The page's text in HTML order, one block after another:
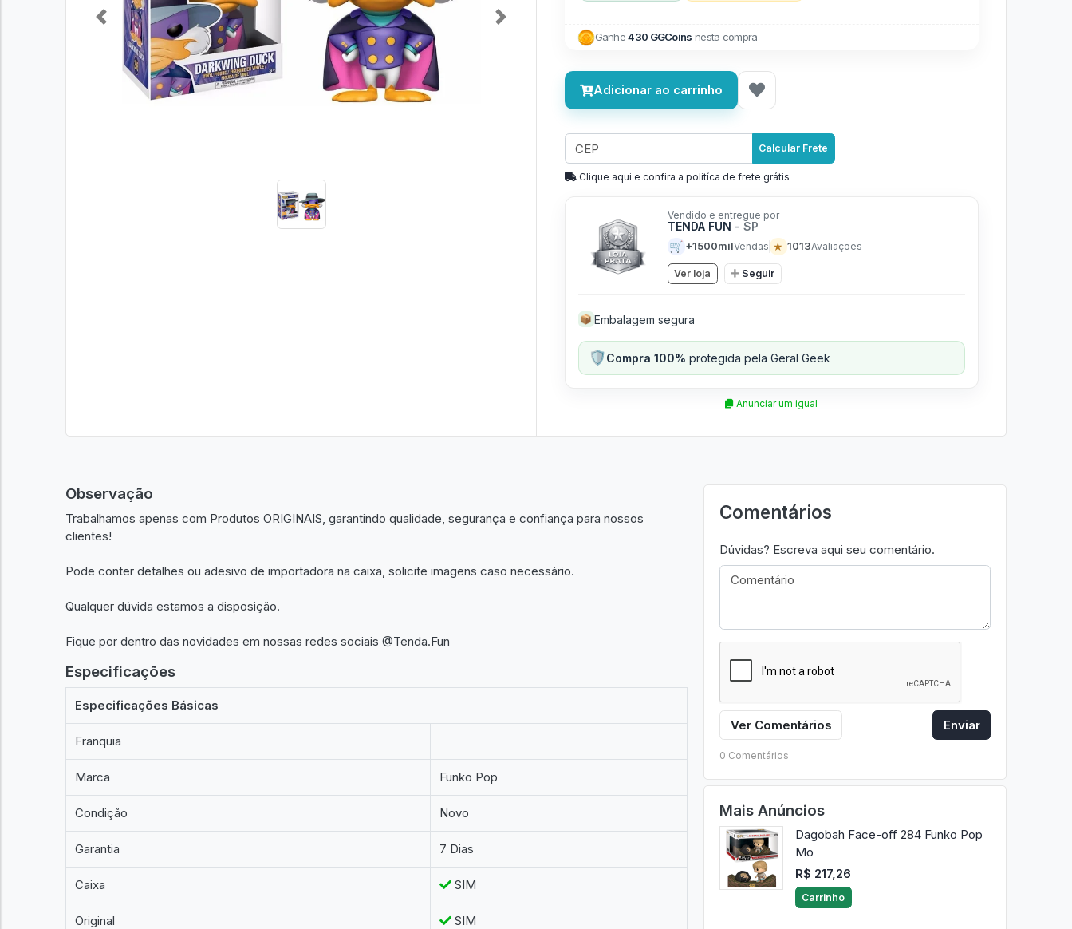
Previous Next
Ganhe430 GGCoins nesta compra
Adicionar ao carrinho
Calcular Frete
Clique aqui e confira a politíca de frete grátis
Vendido e entregue por
TENDA FUN - SP
🛒 +1500milVendas ★ 1013Avaliações
Ver loja Seguir
📦 Embalagem segura
🛡️Compra 100% protegida pela Geral Geek
Anunciar um igual
Observação
Trabalhamos apenas com Produtos ORIGINAIS, garantindo qualidade, segurança e confiança para nossos
clientes!
Pode conter detalhes ou adesivo de importadora na caixa, solicite imagens caso necessário.
Qualquer dúvida estamos a disposição.
Fique por dentro das novidades em nossas redes sociais @Tenda.Fun
Especificações
Especificações Básicas
Franquia
Marca Funko Pop
Condição Novo
Garantia 7 Dias
Caixa SIM
Original SIM
Comentários
Dúvidas? Escreva aqui seu comentário.
Ver Comentários Enviar
0 Comentários
Mais Anúncios
Dagobah Face-off 284 Funko Pop
Mo
R$ 217,26
Carrinho